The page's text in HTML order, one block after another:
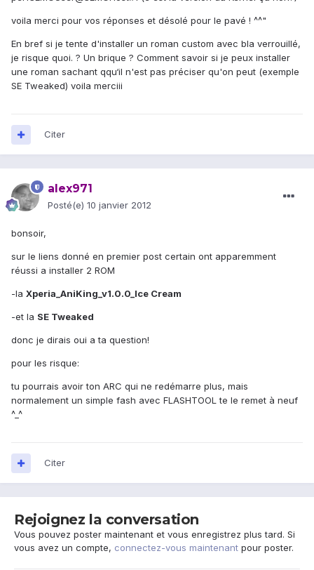
voila merci pour vos réponses et désolé pour le pavé ! ^^"
En bref si je tente d'installer un roman custom avec bla verrouillé,
je risque quoi. ? Un brique ? Comment savoir si je peux installer
une roman sachant qqu‘il n'est pas préciser qu'on peut (exemple
SE Tweaked) voila merciii
Citer
alex971
Posté(e) 10 janvier 2012
bonsoir,
sur le liens donné en premier post certain ont apparemment
réussi a installer 2 ROM
-la Xperia_AniKing_v1.0.0_Ice Cream
-et la SE Tweaked
donc je dirais oui a ta question!
pour les risque:
tu pourrais avoir ton ARC qui ne redémarre plus, mais
normalement un simple fash avec FLASHTOOL te le remet à neuf
^_^
Citer
Rejoignez la conversation
Vous pouvez poster maintenant et vous enregistrez plus tard. Si
vous avez un compte, connectez-vous maintenant pour poster.